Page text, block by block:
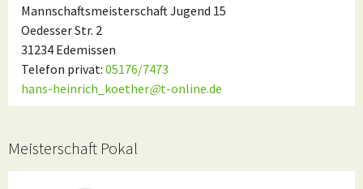
Mannschaftsmeisterschaft Jugend 15
Oedesser Str. 2
31234 Edemissen
Telefon privat: 05176/7473
hans-heinrich_koether@t-online.de
Meisterschaft Pokal